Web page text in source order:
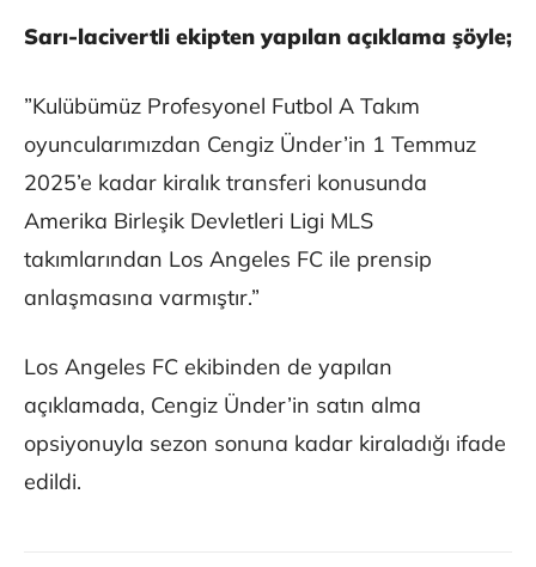
Sarı-lacivertli ekipten yapılan açıklama şöyle;
”Kulübümüz Profesyonel Futbol A Takım
oyuncularımızdan Cengiz Ünder’in 1 Temmuz
2025’e kadar kiralık transferi konusunda
Amerika Birleşik Devletleri Ligi MLS
takımlarından Los Angeles FC ile prensip
anlaşmasına varmıştır.”
Los Angeles FC ekibinden de yapılan
açıklamada, Cengiz Ünder’in satın alma
opsiyonuyla sezon sonuna kadar kiraladığı ifade
edildi.